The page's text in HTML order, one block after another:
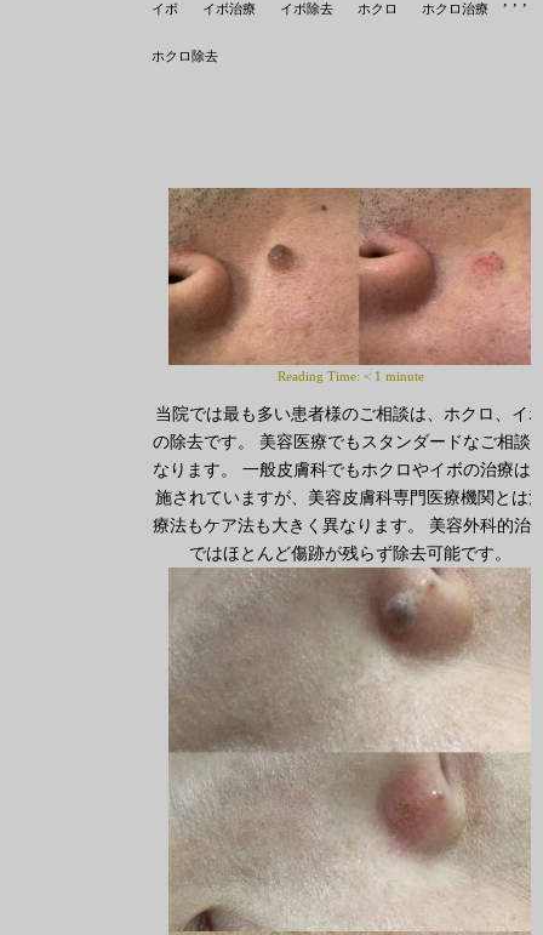
イボ イボ治療 イボ除去 ホクロ ホクロ治療
ホクロ除去
Reading Time: < 1 minute
当院では最も多い患者様のご相談は、ホクロ、イ
の除去です。 美容医療でもスタンダードなご相談
なります。 一般皮膚科でもホクロやイボの治療は
施されていますが、美容皮膚科専門医療機関とは
療法もケア法も大きく異なります。 美容外科的治
ではほとんど傷跡が残らず除去可能です。